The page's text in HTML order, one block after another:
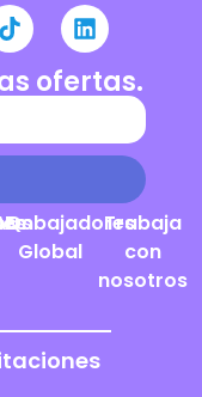
ofertas.
Embajadores
Global
Trabaja
con
nosotros